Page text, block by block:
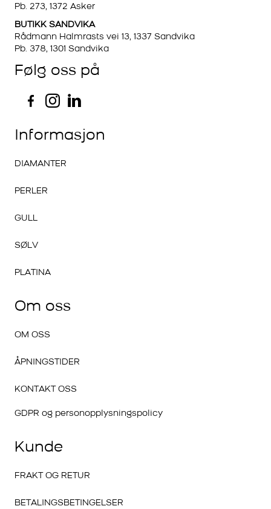
Pb. 273, 1372 Asker
BUTIKK SANDVIKA
Rådmann Halmrasts vei 13, 1337 Sandvika
Pb. 378, 1301 Sandvika
Følg oss på
Informasjon
DIAMANTER
PERLER
GULL
SØLV
PLATINA
Om oss
OM OSS
ÅPNINGSTIDER
KONTAKT OSS
GDPR og personopplysningspolicy
Kunde
FRAKT OG RETUR
BETALINGSBETINGELSER